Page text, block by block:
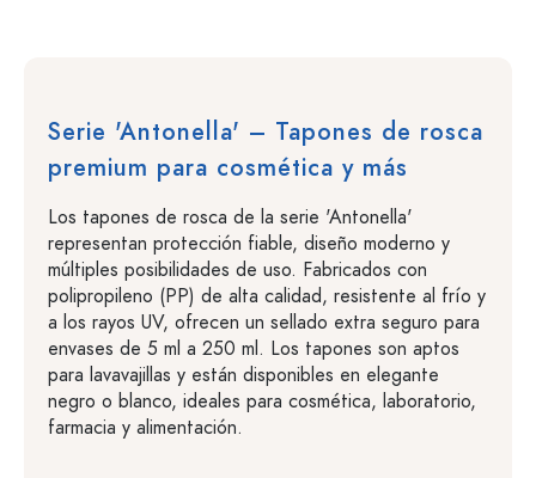
Serie 'Antonella' – Tapones de rosca
premium para cosmética y más
Los tapones de rosca de la serie 'Antonella'
representan protección fiable, diseño moderno y
múltiples posibilidades de uso. Fabricados con
polipropileno (PP) de alta calidad, resistente al frío y
a los rayos UV, ofrecen un sellado extra seguro para
envases de 5 ml a 250 ml. Los tapones son aptos
para lavavajillas y están disponibles en elegante
negro o blanco, ideales para cosmética, laboratorio,
farmacia y alimentación.